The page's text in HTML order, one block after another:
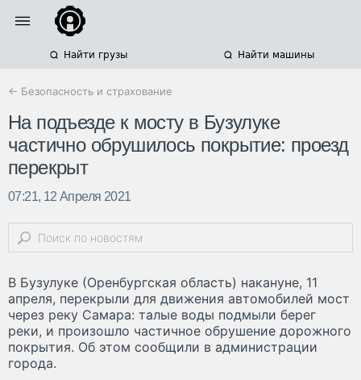
Найти грузы Найти машины
← Безопасность и страхование
На подъезде к мосту в Бузулуке
частично обрушилось покрытие: проезд
перекрыт
07:21, 12 Апреля 2021
В Бузулуке (Оренбургская область) накануне, 11
апреля, перекрыли для движения автомобилей мост
через реку Самара: талые воды подмыли берег
реки, и произошло частичное обрушение дорожного
покрытия. Об этом сообщили в администрации
города.